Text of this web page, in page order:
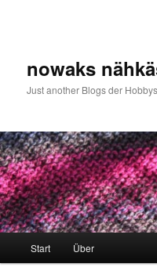
nowaks
Just another Blogs der
Start Über